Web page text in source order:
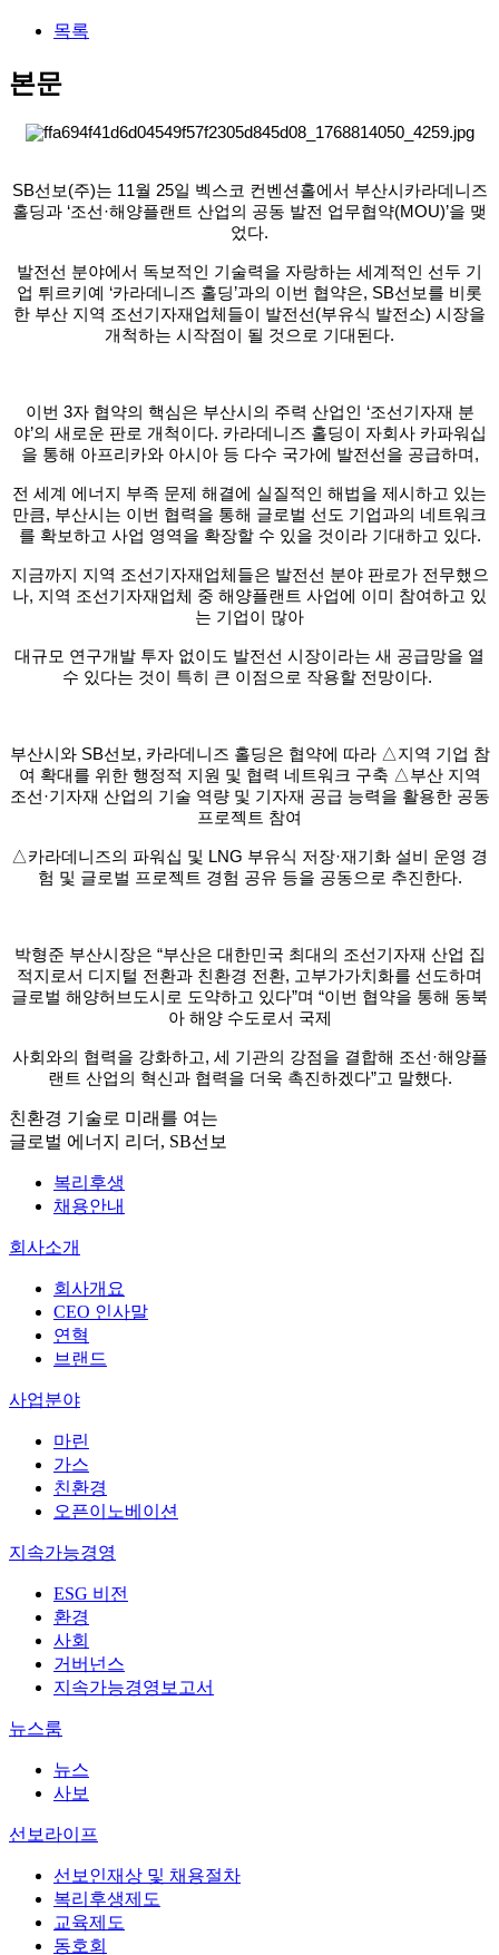
목록
본문
SB선보(주)는 11월 25일 벡스코 컨벤션홀에서 부산시카라데니즈
홀딩과 ‘조선·해양플랜트 산업의 공동 발전 업무협약(MOU)’을 맺
었다.
발전선 분야에서 독보적인 기 술력을 자랑하는 세계적인 선두 기
업 튀르키예 ‘카라데니 즈 홀딩’과의 이번 협약은, SB선보를 비롯
한 부산 지역 조선기자재업체들이 발전선(부유식 발전소) 시장을
개척하는 시작점이 될 것으로 기대된다.
이번 3자 협약의 핵심은 부산시의 주력 산업인 ‘조선기 자재 분
야’의 새로운 판로 개척이다. 카라데니즈 홀딩이 자회사 카파워십
을 통해 아프리카와 아시아 등 다수 국가에 발전선을 공급하며,
전 세계 에너지 부족 문제 해결에 실질적인 해법을 제시하고 있는
만큼, 부산시는 이번 협력을 통해 글로벌 선도 기업과의 네트워크
를 확보하고 사업 영역을 확장할 수 있을 것이라 기대하고 있다.
지금까지 지역 조선기자재업체들은 발전선 분야 판로가 전무했으
나, 지역 조선기자재업체 중 해양플랜트 사업에 이미 참여하고 있
는 기업이 많아
대규모 연구개발 투자 없이도 발전선 시장이라는 새 공급망을 열
수 있다는 것이 특히 큰 이점으로 작용할 전망이다.
부산시와 SB선보, 카라데니즈 홀딩은 협약에 따라 △지 역 기업 참
여 확대를 위한 행정적 지원 및 협력 네트워크 구축 △부산 지역
조선·기자재 산업의 기술 역량 및 기자재 공급 능력을 활용한 공동
프로젝트 참여
△카라데니즈의 파워십 및 LNG 부유식 저장·재기화 설비 운영 경
험 및 글로벌 프로젝트 경험 공유 등을 공동으로 추진한다.
박형준 부산시장은 “부산은 대한민국 최대의 조선기 자재 산업 집
적지로서 디지털 전환과 친환경 전환, 고부가가치화를 선도하며
글로벌 해양허브도시로 도약하고 있다”며 “이번 협약을 통해 동북
아 해양 수도로서 국제
사회와의 협력을 강화하고, 세 기관의 강점을 결합해 조선·해양플
랜트 산업의 혁신과 협력을 더욱 촉진하겠다”고 말했다.
친환경 기술로 미래를 여는
글로벌 에너지 리더, SB선보
복리후생
채용안내
회사소개
회사개요
CEO 인사말
연혁
브랜드
사업분야
마린
가스
친환경
오픈이노베이션
지속가능경영
ESG 비전
환경
사회
거버넌스
지속가능경영보고서
뉴스룸
뉴스
사보
선보라이프
선보인재상 및 채용절차
복리후생제도
교육제도
동호회